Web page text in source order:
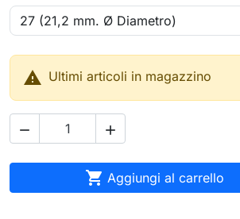
 Ultimi articoli in magazzino
 
 Aggiungi al carrello